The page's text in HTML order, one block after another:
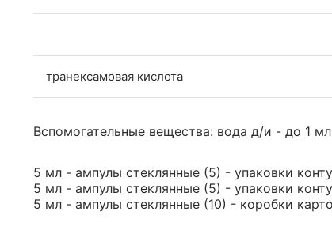
транексамовая кислота
Вспомогательные вещества: вода д/и - до 1
5 мл - ампулы стеклянные (5) - упаковки
5 мл - ампулы стеклянные (5) - упаковки
5 мл - ампулы стеклянные (10) - коробки